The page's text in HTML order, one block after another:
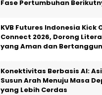
Fase Pertumbuhan
KVB Futures Indonesia Kick
Connect 2026, Dorong
yang Aman dan
Konektivitas Berbasis AI:
Susun Arah Menuju Masa
yang Lebih Cerdas